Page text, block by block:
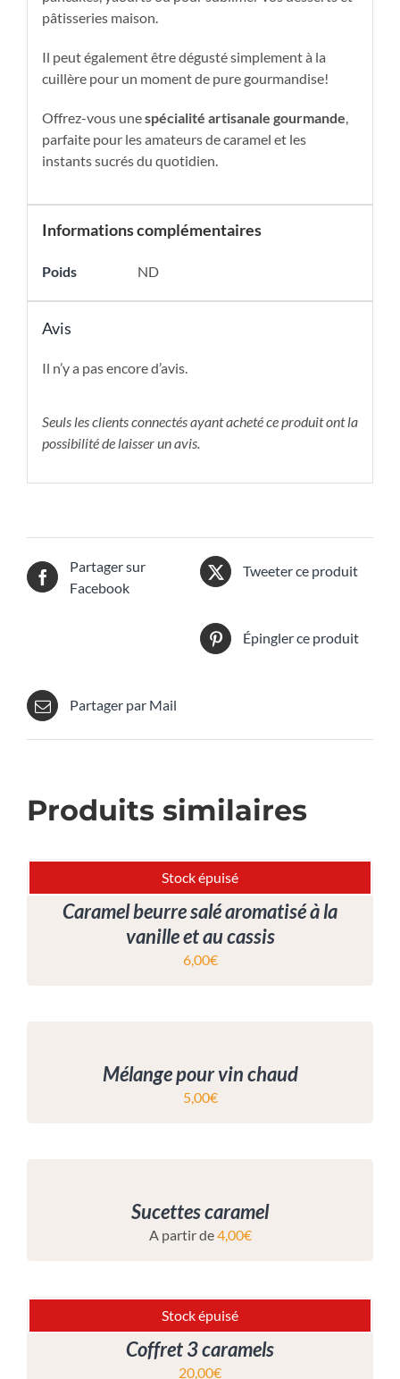
pâtisseries maison.
Il peut également être dégusté simplement à la
cuillère pour un moment de pure gourmandise!
Offrez-vous unespécialité artisanale gourmande,
parfaite pour les amateurs de caramel et les
instants sucrés du quotidien.
Informations complémentaires
Poids ND
Avis
Il n’y a pas encore d’avis.
Seuls les clients connectés ayant acheté ce produit ont la
possibilité de laisser un avis.
Partager sur
Facebook
Tweeter ce produit
Épingler ce produit
Partager par Mail
Produits similaires
Stock épuisé
Caramel beurre salé aromatisé à la
vanille et au cassis
6,00€
Mélange pour vin chaud
5,00€
Sucettes caramel
A partir de4,00€
Stock épuisé
Coffret 3 caramels
20,00€